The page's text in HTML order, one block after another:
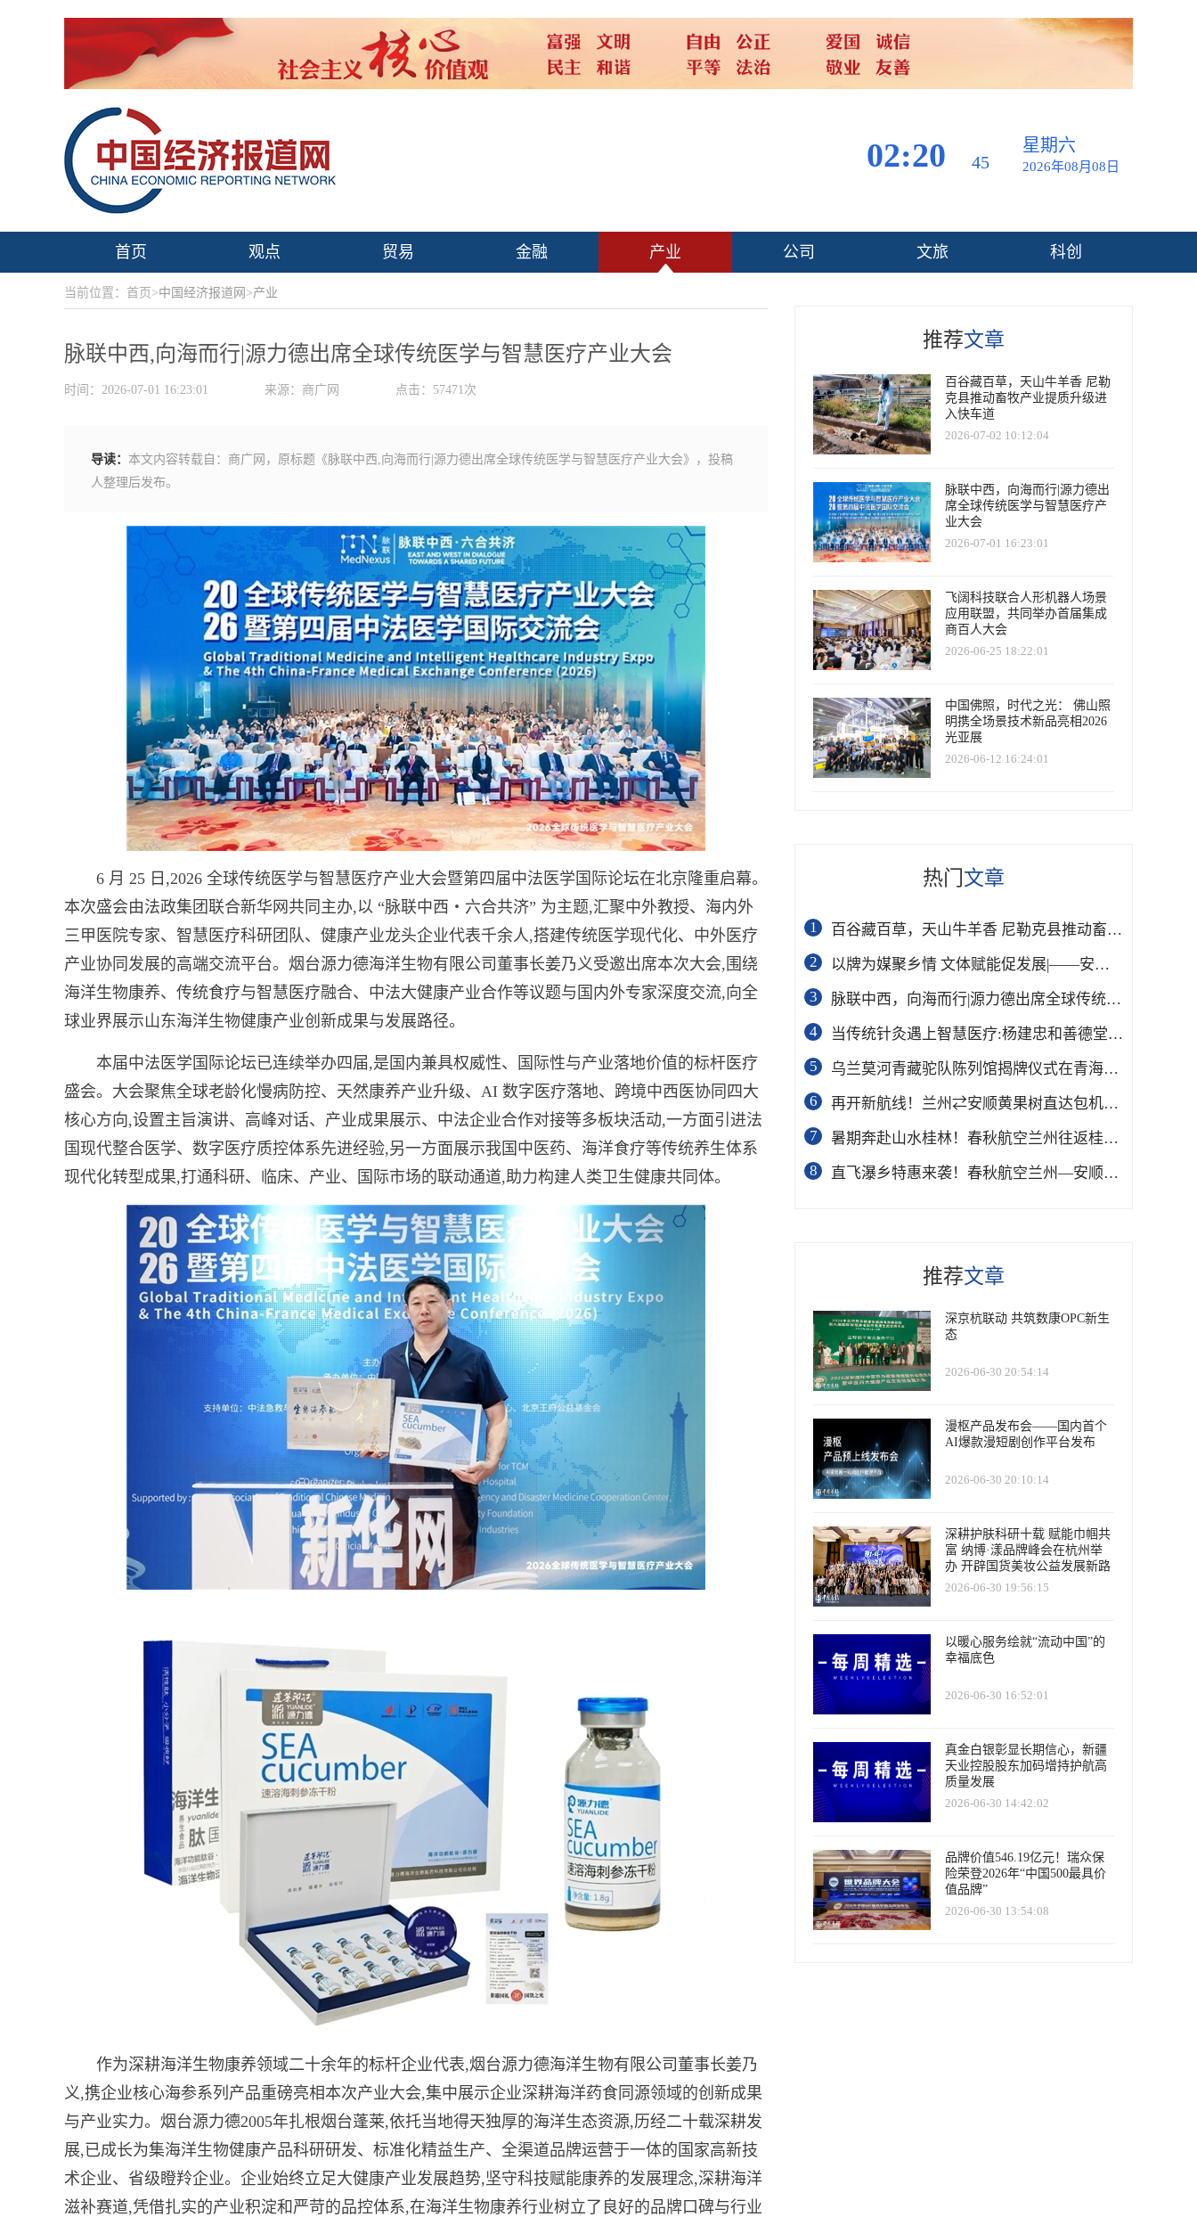
02:20 46
星期六
2026年08月08日
首页 观点 贸易 金融 产业 公司 文旅 科创
当前位置：首页>中国经济报道网 >产业
脉联中西,向海而行|源力德出席全球传统医学与智慧医疗产业大会
时间：2026-07-01 16:23:01 来源：商广网 点击：57471次
导读： 本文内容转载自：商广网，原标题《脉联中西,向海而行|源力德出席全球传统医学与智慧医疗产业大会》，投稿
人整理后发布。
6 月 25 日,2026 全球传统医学与智慧医疗产业大会暨第四届中法医学国际论坛在北京隆重启幕。
本次盛会由法政集团联合新华网共同主办,以 “脉联中西・六合共济” 为主题,汇聚中外教授、海内外
三甲医院专家、智慧医疗科研团队、健康产业龙头企业代表千余人,搭建传统医学现代化、中外医疗
产业协同发展的高端交流平台。烟台源力德海洋生物有限公司董事长姜乃义受邀出席本次大会,围绕
海洋生物康养、传统食疗与智慧医疗融合、中法大健康产业合作等议题与国内外专家深度交流,向全
球业界展示山东海洋生物健康产业创新成果与发展路径。
本届中法医学国际论坛已连续举办四届,是国内兼具权威性、国际性与产业落地价值的标杆医疗
盛会。大会聚焦全球老龄化慢病防控、天然康养产业升级、AI 数字医疗落地、跨境中西医协同四大
核心方向,设置主旨演讲、高峰对话、产业成果展示、中法企业合作对接等多板块活动,一方面引进法
国现代整合医学、数字医疗质控体系先进经验,另一方面展示我国中医药、海洋食疗等传统养生体系
现代化转型成果,打通科研、临床、产业、国际市场的联动通道,助力构建人类卫生健康共同体。
作为深耕海洋生物康养领域二十余年的标杆企业代表,烟台源力德海洋生物有限公司董事长姜乃
义,携企业核心海参系列产品重磅亮相本次产业大会,集中展示企业深耕海洋药食同源领域的创新成果
与产业实力。烟台源力德2005年扎根烟台蓬莱,依托当地得天独厚的海洋生态资源,历经二十载深耕发
展,已成长为集海洋生物健康产品科研研发、标准化精益生产、全渠道品牌运营于一体的国家高新技
术企业、省级瞪羚企业。企业始终立足大健康产业发展趋势,坚守科技赋能康养的发展理念,深耕海洋
滋补赛道,凭借扎实的产业积淀和严苛的品控体系,在海洋生物康养行业树立了良好的品牌口碑与行业
推荐文章
百谷藏百草，天山牛羊香 尼勒
克县推动畜牧产业提质升级进
入快车道
2026-07-02 10:12:04
脉联中西，向海而行|源力德出
席全球传统医学与智慧医疗产
业大会
2026-07-01 16:23:01
飞阔科技联合人形机器人场景
应用联盟，共同举办首届集成
商百人大会
2026-06-25 18:22:01
中国佛照，时代之光： 佛山照
明携全场景技术新品亮相2026
光亚展
2026-06-12 16:24:01
热门 文章
1
百谷藏百草，天山牛羊香 尼勒克县推动畜牧产业提质升级进入快车道
2
以牌为媒聚乡情 文体赋能促发展|——安行兔文旅承办“德沃克杯”万商掼通掼牌联谊赛圆满成功
3
脉联中西，向海而行|源力德出席全球传统医学与智慧医疗产业大会
4
当传统针灸遇上智慧医疗:杨建忠和善德堂的2026新答卷
5
乌兰莫河青藏驼队陈列馆揭牌仪式在青海省乌兰县举行
6
再开新航线！兰州⇄安顺黄果树直达包机航线
7
暑期奔赴山水桂林！春秋航空兰州往返桂林航线上线，早预订早享超值优惠
8
直飞瀑乡特惠来袭！春秋航空兰州—安顺包机启航，单程200元起
推荐文章
深京杭联动 共筑数康OPC新生
态
2026-06-30 20:54:14
漫枢产品发布会——国内首个
AI爆款漫短剧创作平台发布
2026-06-30 20:10:14
深耕护肤科研十载 赋能巾帼共
富 纳博·漾品牌峰会在杭州举
办 开辟国货美妆公益发展新路
径
2026-06-30 19:56:15
以暖心服务绘就“流动中国”的
幸福底色
2026-06-30 16:52:01
真金白银彰显长期信心，新疆
天业控股股东加码增持护航高
质量发展
2026-06-30 14:42:02
品牌价值546.19亿元！瑞众保
险荣登2026年“中国500最具价
值品牌”
2026-06-30 13:54:08